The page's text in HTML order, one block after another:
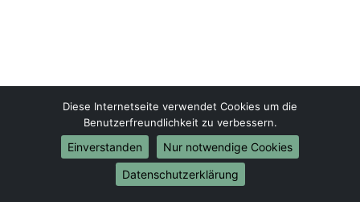
Mülheim-an-der-Ruhr-Umzugsfirma.de
Mülheim an der Ruhr
Diese Internetseite verwendet Cookies um die
Benutzerfreundlichkeit zu verbessern.
Einverstanden
Nur notwendige Cookies
Datenschutzerklärung